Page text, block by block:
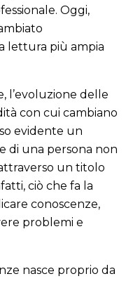
Oggi,
lettura più ampia
l’evoluzione delle
con cui cambiano
evidente un
di una persona non
un titolo
ciò che fa la
conoscenze,
problemi e
nasce proprio da